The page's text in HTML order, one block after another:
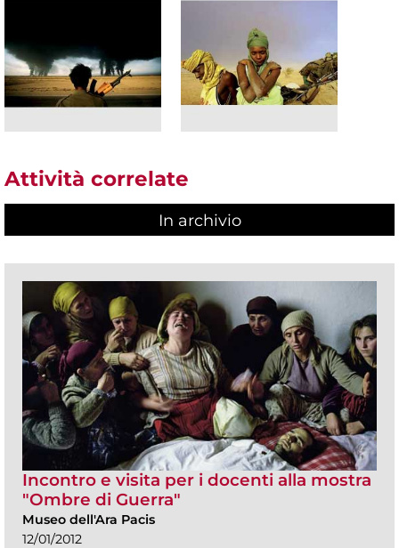
Attività correlate
In archivio
Incontro e visita per i docenti alla mostra
"Ombre di Guerra"
Museo dell'Ara Pacis
12/01/2012